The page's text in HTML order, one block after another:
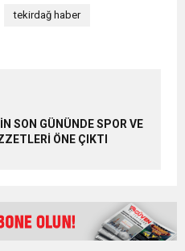
tekirdağ haber
SON GÜNÜNDE SPOR VE
ÖNE ÇIKTI